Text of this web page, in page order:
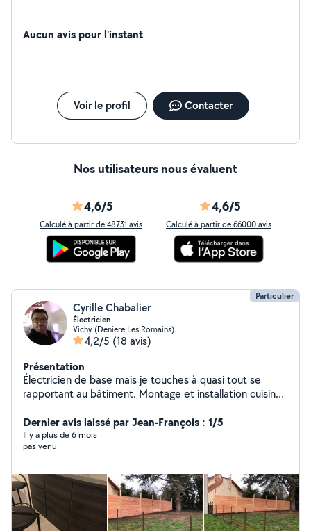
Aucun avis pour l'instant
Voir le profil Contacter
Nos utilisateurs nous évaluent
4,6/5
Calculé à partir de 48731 avis
4,6/5
Calculé à partir de 66000 avis
Particulier
Cyrille Chabalier
Électricien
Vichy (Deniere Les Romains)
4,2/5 (18 avis)
Présentation
Électricien de base mais je touches à quasi tout se
rapportant au bâtiment. Montage et installation cuisine,
Dernier avis laissé par Jean-François : 1/5
Il y a plus de 6 mois
pas venu